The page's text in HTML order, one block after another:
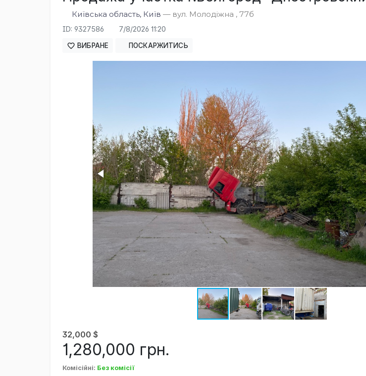
Київська область, Київ — вул. Молодіжна , 77б
ID: 9327586 7/8/2026 11:20
ВИБРАНЕ ПОСКАРЖИТИСЬ
32,000 $
1,280,000 грн.
Комісійні: Без комісії